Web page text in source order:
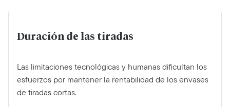
Duración de las tiradas
Las limitaciones tecnológicas y humanas dificultan los
esfuerzos por mantener la rentabilidad de los envases
de tiradas cortas.